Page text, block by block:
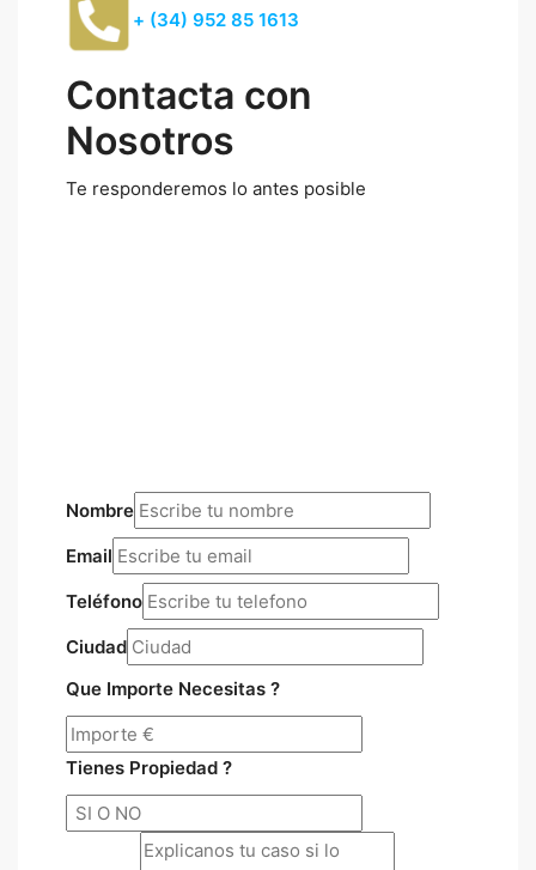
+ (34) 952 85 1613
Contacta con
Nosotros
Te responderemos lo antes posible
Nombre
Email
Teléfono
Ciudad
Que Importe Necesitas ?
Tienes Propiedad ?